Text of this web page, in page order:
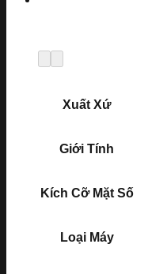
Xuất Xứ
Giới Tính
Kích Cỡ Mặt Số
Loại Máy